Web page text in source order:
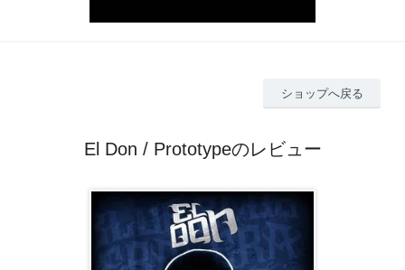
ショップへ戻る
El Don / Prototypeのレビュー